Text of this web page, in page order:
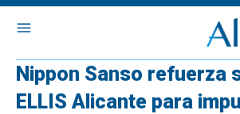
Nippon Sanso refuerza
ELLIS Alicante para